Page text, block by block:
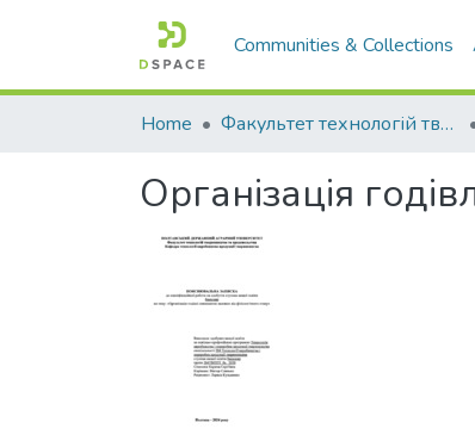
Communities & Collections
Home Факультет технологій тваринництва та продовольства
Організація